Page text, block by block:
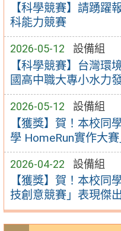
【科學競賽】請踴躍
科能力競賽
2026-05-12 設備組
【科學競賽】台灣環
國高中職大專小水力
2026-05-12 設備組
【獲獎】賀！本校同
學 HomeRun實作大賽
2026-04-22 設備組
【獲獎】賀！本校同
技創意競賽」表現傑出